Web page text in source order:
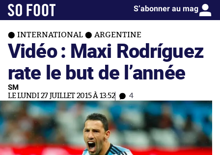
S’abonner au mag
INTERNATIONAL ARGENTINE
Vidéo : Maxi Rodríguez
rate le but de l’année
SM
LE LUNDI 27 JUILLET 2015 À 13:52 4